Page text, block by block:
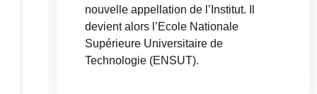
nouvelle appellation de l’Institut. Il
devient alors l’Ecole Nationale
Supérieure Universitaire de
Technologie (ENSUT).